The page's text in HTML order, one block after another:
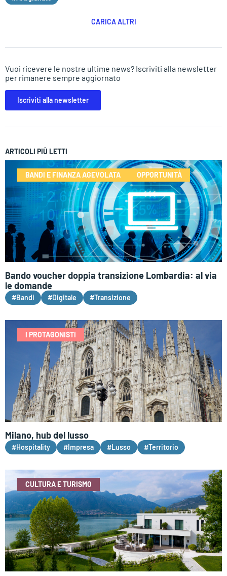
CARICA ALTRI
Vuoi ricevere le nostre ultime news? Iscriviti alla newsletter
per rimanere sempre aggiornato
Iscriviti alla newsletter
ARTICOLI PIÙ LETTI
BANDI E FINANZA AGEVOLATA OPPORTUNITÀ
Bando voucher doppia transizione Lombardia: al via
le domande
#Bandi #Digitale #Transizione
I PROTAGONISTI
Milano, hub del lusso
#Hospitality #Impresa #Lusso #Territorio
CULTURA E TURISMO